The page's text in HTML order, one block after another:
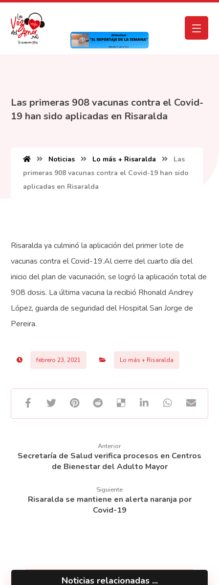
Las primeras 908 vacunas contra el Covid-
19 han sido aplicadas en Risaralda
Noticias Lo más + Risaralda
Las
primeras 908 vacunas contra el Covid-19 han sido
aplicadas en Risaralda
Risaralda ya culminó la aplicación del primer lote de
vacunas contra el Covid-19.Al cierre del cuarto día del
inicio del plan de vacunación, se logró la aplicación total de
908 dosis. La última vacuna la recibió Rhonald Andrey
López, guarda de seguridad del Hospital San Jorge de
Pereira.
febrero 23, 2021 Lo más + Risaralda
Anterior
Secretaría de Salud verifica procesos en Centros
de Bienestar del Adulto Mayor
Siguiente
Risaralda se mantiene en alerta naranja por
Covid-19
Noticias relacionadas ...